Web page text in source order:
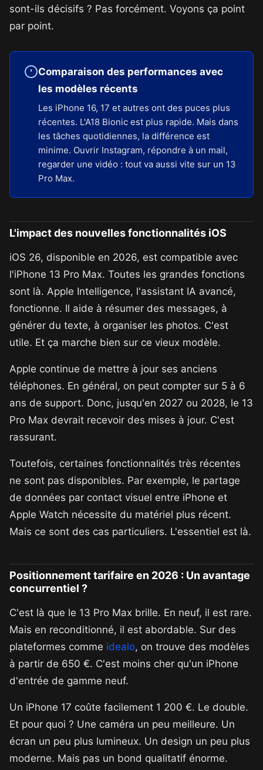
sont-ils décisifs ? Pas forcément. Voyons ça point
par point.
Comparaison des performances avec
les modèles récents
Les iPhone 16, 17 et autres ont des puces plus
récentes. L'A18 Bionic est plus rapide. Mais dans
les tâches quotidiennes, la différence est
minime. Ouvrir Instagram, répondre à un mail,
regarder une vidéo : tout va aussi vite sur un 13
Pro Max.
L'impact des nouvelles fonctionnalités iOS
iOS 26, disponible en 2026, est compatible avec
l'iPhone 13 Pro Max. Toutes les grandes fonctions
sont là. Apple Intelligence, l'assistant IA avancé,
fonctionne. Il aide à résumer des messages, à
générer du texte, à organiser les photos. C'est
utile. Et ça marche bien sur ce vieux modèle.
Apple continue de mettre à jour ses anciens
téléphones. En général, on peut compter sur 5 à 6
ans de support. Donc, jusqu'en 2027 ou 2028, le 13
Pro Max devrait recevoir des mises à jour. C'est
rassurant.
Toutefois, certaines fonctionnalités très récentes
ne sont pas disponibles. Par exemple, le partage
de données par contact visuel entre iPhone et
Apple Watch nécessite du matériel plus récent.
Mais ce sont des cas particuliers. L'essentiel est là.
Positionnement tarifaire en 2026 : Un avantage
concurrentiel ?
C'est là que le 13 Pro Max brille. En neuf, il est rare.
Mais en reconditionné, il est abordable. Sur des
plateformes comme idealo, on trouve des modèles
à partir de 650 €. C'est moins cher qu'un iPhone
d'entrée de gamme neuf.
Un iPhone 17 coûte facilement 1 200 €. Le double.
Et pour quoi ? Une caméra un peu meilleure. Un
écran un peu plus lumineux. Un design un peu plus
moderne. Mais pas un bond qualitatif énorme.